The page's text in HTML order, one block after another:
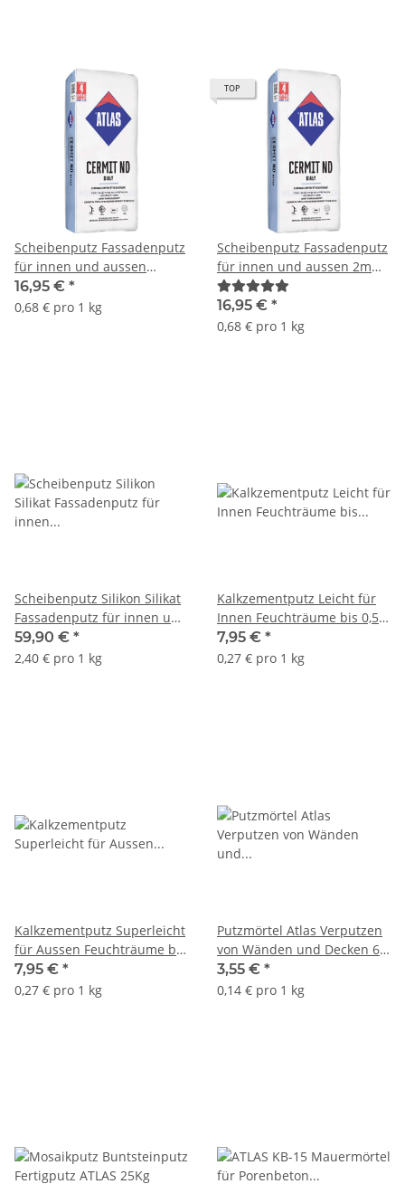
Scheibenputz Fassadenputz
für innen und aussen
1,5mm Körnung ATLAS
Cermit ND 15 Weiß 25Kg
16,95 € *
0,68 € pro 1 kg
TOP
Scheibenputz Fassadenputz
für innen und aussen 2mm
Körnung ATLAS Cermit ND
20 Weiß 25Kg
16,95 € *
0,68 € pro 1 kg
Scheibenputz Silikon Silikat
Fassadenputz für innen und
aussen gebrauchsfertig
2mm Körnung Weiß ATLAS
59,90 € *
2,40 € pro 1 kg
Kalkzementputz Leicht für
Innen Feuchträume bis 0,5
mm Körnung DOLINA NIDY
Tynk L 30Kg
7,95 € *
0,27 € pro 1 kg
Kalkzementputz Superleicht
für Aussen Feuchträume bis
0,5mm Körnung DOLINA
NIDY Tynk L 30Kg
7,95 € *
0,27 € pro 1 kg
Putzmörtel Atlas Verputzen
von Wänden und Decken 6-
30 mm 25 Kg
3,55 € *
0,14 € pro 1 kg